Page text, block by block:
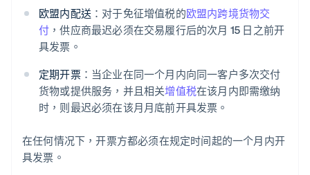
欧盟内配送 ：对于免征增值税的欧盟内跨境货物交
付 ，供应商最迟必须在交易履行后的次月 15 日之前开
具发票。
定期开票：当企业在同一个月内向同一客户多次交付
货物或提供服务，并且相关增值税在该月内即需缴纳
时，则最迟必须在该月月底前开具发票。
在任何情况下，开票方都必须在规定时间起的一个月内开
具发票。